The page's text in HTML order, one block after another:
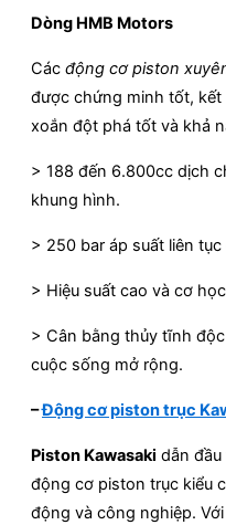
Dòng HMB Motors
Các động cơ piston
được chứng minh tốt,
xoắn đột phá tốt và khả
> 188 đến 6.800cc dịch
khung hình.
> 250 bar áp suất liên tục
> Hiệu suất cao và cơ
> Cân bằng thủy tĩnh
cuộc sống mở rộng.
–Động cơ piston trục
Piston Kawasaki dẫn
động cơ piston trục kiểu
động và công nghiệp.